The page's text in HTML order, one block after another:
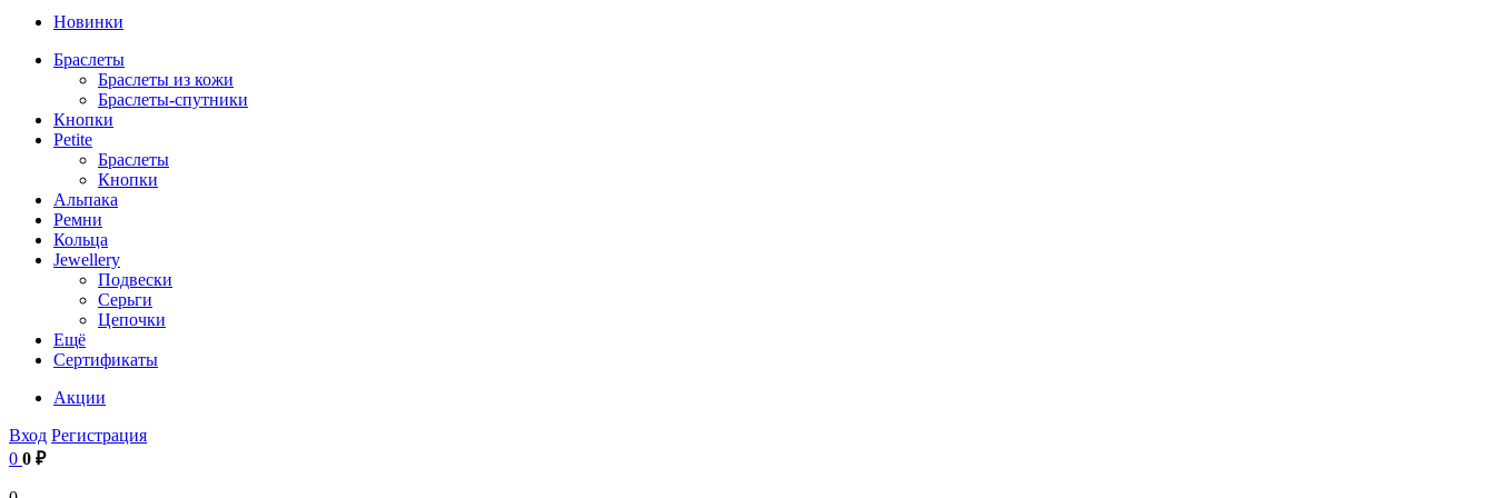
Новинки
Браслеты
Браслеты из кожи
Браслеты-спутники
Кнопки
Petite
Браслеты
Кнопки
Альпака
Ремни
Кольца
Jewellery
Подвески
Серьги
Цепочки
Ещё
Сертификаты
Акции
Вход Регистрация
0 0 ₽